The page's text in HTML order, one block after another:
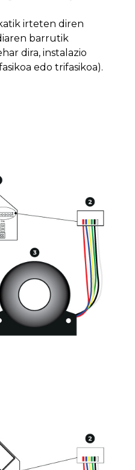
irteten diren
barrutik
dira, instalazio
edo trifasikoa).